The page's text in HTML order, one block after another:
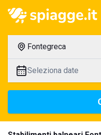
Fontegreca
Seleziona date